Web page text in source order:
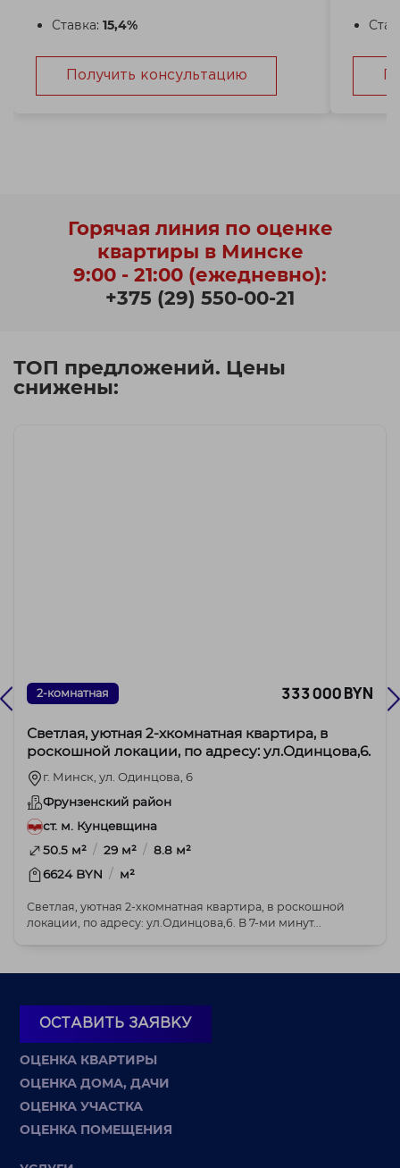
Ставка: 15,4%
Получить консультацию
Горячая линия по оценке
квартиры в Минске
9:00 - 21:00 (ежедневно):
+375 (29) 550-00-21
ТОП предложений. Цены
снижены:
2-комнатная 333 000 BYN
Светлая, уютная 2-хкомнатная квартира, в
роскошной локации, по адресу: ул.Одинцова,6.
г. Минск, ул. Одинцова, 6
Фрунзенский район
ст. м. Кунцевщина
50.5 м² / 29 м² / 8.8 м²
6624 BYN / м²
Светлая, уютная 2-хкомнатная квартира, в роскошной
локации, по адресу: ул.Одинцова,6. В 7-ми минут...
ОСТАВИТЬ ЗАЯВКУ
ОЦЕНКА КВАРТИРЫ
ОЦЕНКА ДОМА, ДАЧИ
ОЦЕНКА УЧАСТКА
ОЦЕНКА ПОМЕЩЕНИЯ